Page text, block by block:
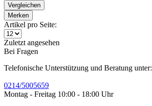
Vergleichen
Merken
Artikel pro Seite:
Zuletzt angesehen
Bei Fragen
Telefonische Unterstützung und Beratung unter:
0214/5005659
Montag - Freitag 10:00 - 18:00 Uhr